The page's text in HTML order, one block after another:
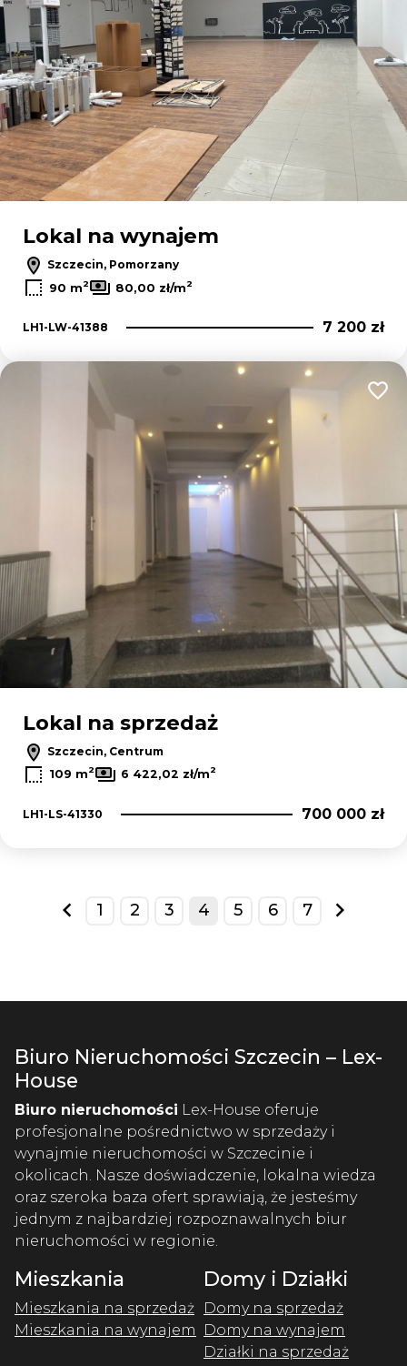
Lokal na wynajem
Szczecin, Pomorzany
90 m2 80,00 zł/m2
LH1-LW-41388 7 200 zł
Lokal na sprzedaż
Szczecin, Centrum
109 m2 6 422,02 zł/m2
LH1-LS-41330 700 000 zł
prev
1 2 3 4 5 6 7
next
Biuro Nieruchomości Szczecin – Lex-
House
Biuro nieruchomości Lex-House oferuje
profesjonalne pośrednictwo w sprzedaży i
wynajmie nieruchomości w Szczecinie i
okolicach. Nasze doświadczenie, lokalna wiedza
oraz szeroka baza ofert sprawiają, że jesteśmy
jednym z najbardziej rozpoznawalnych biur
nieruchomości w regionie.
Mieszkania
Mieszkania na sprzedaż
Mieszkania na wynajem
Domy i Działki
Domy na sprzedaż
Domy na wynajem
Działki na sprzedaż